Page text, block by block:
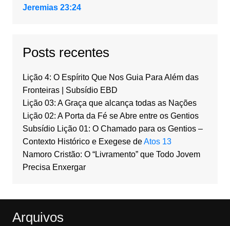
Jeremias 23:24
Posts recentes
Lição 4: O Espírito Que Nos Guia Para Além das
Fronteiras | Subsídio EBD
Lição 03: A Graça que alcança todas as Nações
Lição 02: A Porta da Fé se Abre entre os Gentios
Subsídio Lição 01: O Chamado para os Gentios –
Contexto Histórico e Exegese deAtos 13
Namoro Cristão: O “Livramento” que Todo Jovem
Precisa Enxergar
Arquivos